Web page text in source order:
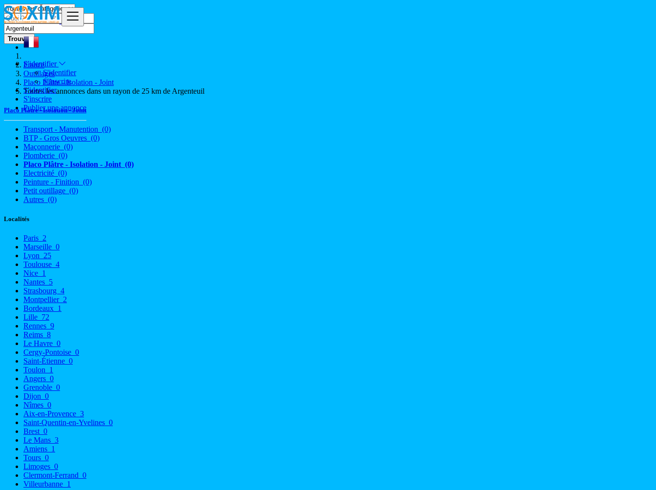
S'identifier
S'identifier
S'inscrire
S'identifier
S'inscrire
Publier une annonce
Trouver
France
Outillages
Placo Plâtre - Isolation - Joint
Toutes les annonces dans un rayon de 25 km de Argenteuil
Placo Plâtre - Isolation - Joint
Transport - Manutention (0)
BTP - Gros Oeuvres (0)
Maçonnerie (0)
Plomberie (0)
Placo Plâtre - Isolation - Joint (0)
Electricité (0)
Peinture - Finition (0)
Petit outillage (0)
Autres (0)
Localités
Paris 2
Marseille 0
Lyon 25
Toulouse 4
Nice 1
Nantes 5
Strasbourg 4
Montpellier 2
Bordeaux 1
Lille 72
Rennes 9
Reims 8
Le Havre 0
Cergy-Pontoise 0
Saint-Étienne 0
Toulon 1
Angers 0
Grenoble 0
Dijon 0
Nîmes 0
Aix-en-Provence 3
Saint-Quentin-en-Yvelines 0
Brest 0
Le Mans 3
Amiens 1
Tours 0
Limoges 0
Clermont-Ferrand 0
Villeurbanne 1